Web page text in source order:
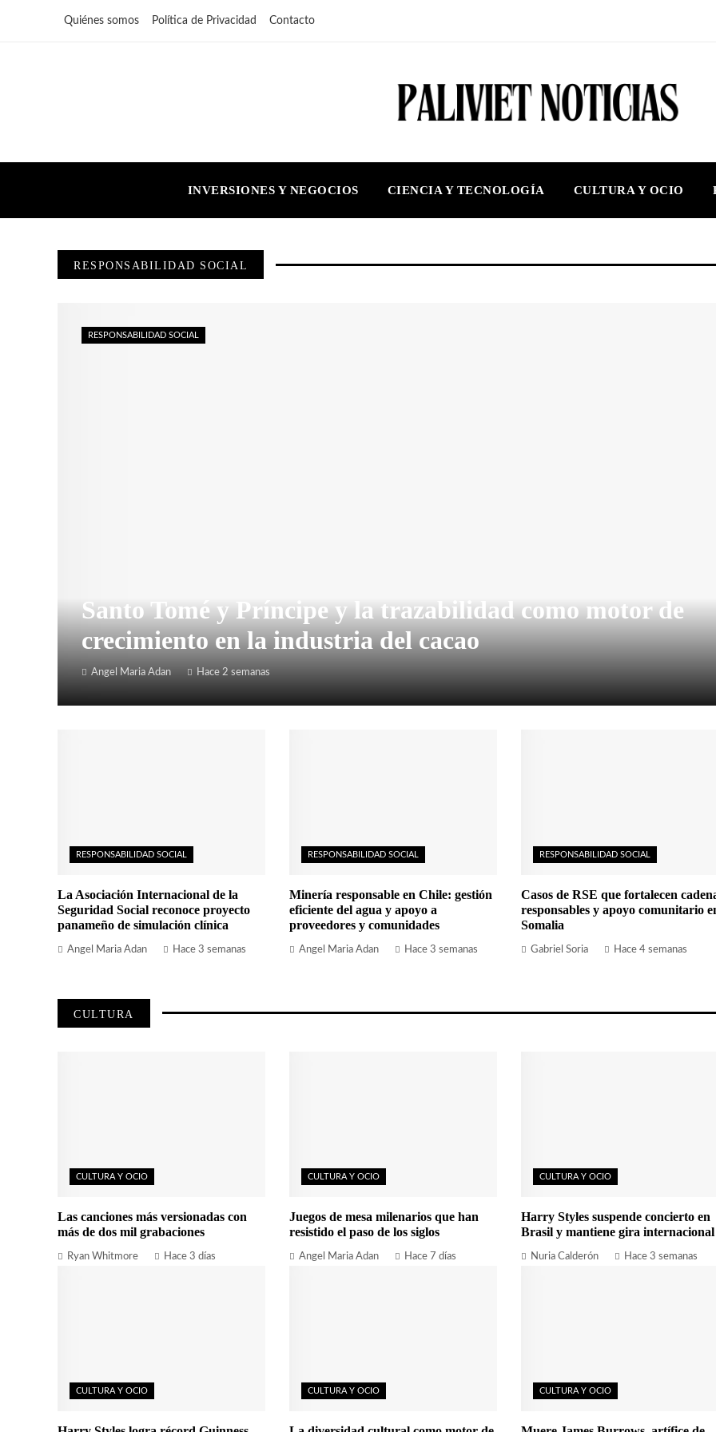
Quiénes somos Política de Privacidad Contacto
INVERSIONES Y NEGOCIOS CIENCIA Y TECNOLOGÍA CULTURA Y OCIO
RESPONSABILIDAD SOCIAL
Santo Tomé y Príncipe y la trazabilidad como motor de
crecimiento en la industria del cacao
Angel Maria Adan Hace 2 semanas
RESPONSABILIDAD SOCIAL
RESPONSABILIDAD SOCIAL
La Asociación Internacional de la
Seguridad Social reconoce proyecto
panameño de simulación clínica
Angel Maria Adan Hace 3 semanas
RESPONSABILIDAD SOCIAL
Minería responsable en Chile: gestión
eficiente del agua y apoyo a
proveedores y comunidades
Angel Maria Adan Hace 3 semanas
RESPONSABILIDAD SOCIAL
Casos de RSE que fortalecen
responsables y apoyo comunitario
Somalia
Gabriel Soria Hace 4 semanas
CULTURA
CULTURA Y OCIO
Las canciones más versionadas con
más de dos mil grabaciones
Ryan Whitmore Hace 3 días
CULTURA Y OCIO
Juegos de mesa milenarios que han
resistido el paso de los siglos
Angel Maria Adan Hace 7 días
CULTURA Y OCIO
Harry Styles suspende concierto en
Brasil y mantiene gira internacional
Nuria Calderón Hace 3 semanas
CULTURA Y OCIO CULTURA Y OCIO CULTURA Y OCIO